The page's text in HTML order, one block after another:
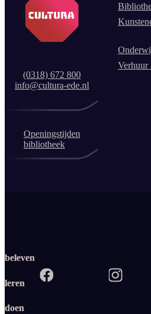
(0318) 672 800
info@cultura-ede.nl
Verhuur
Openingstijden
bibliotheek
beleven
leren
doen